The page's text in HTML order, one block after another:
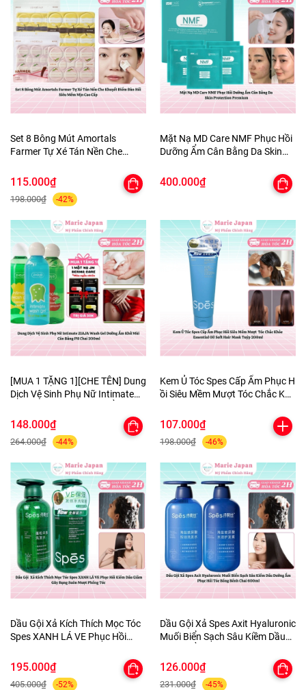
Set 8 Bông Mút Amortals
Farmer Tự Xé Tán Nền Che
Mịn Cao Cấp
115.000₫
198.000₫ -42%
Mặt Nạ MD Care NMF Phục Hồi
Dưỡng Ẩm Cân Bằng Da Skin
400.000₫
[MUA 1 TẶNG 1][CHE TÊN] Dung
Dịch Vệ Sinh Phụ Nữ Intimate
KhửMùi CânBằng PH Chai
200ml-TẶNG 1MASK
148.000₫
264.000₫ -44%
Kem Ủ Tóc Spes Cấp Ẩm Phục H
ồi Siêu Mềm Mượt Tóc Chắc Khỏ
ýp 200ml
107.000₫
198.000₫ -46%
Dầu Gội Xả Kích Thích Mọc Tóc
Spes XANH LÁ VE Phục Hồi
Mượt Phồng Tóc
195.000₫
405.000₫ -52%
Dầu Gội Xả Spes Axit Hyaluronic
Muối Biển Sạch Sâu Kiềm Dầu
Bềnh Chai 600ml
126.000₫
231.000₫ -45%